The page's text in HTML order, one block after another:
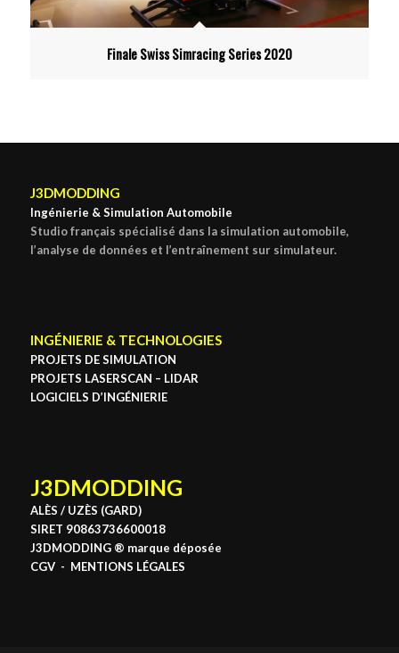
Finale Swiss Simracing Series 2020
J3DMODDING
Ingénierie & Simulation Automobile
Studio français spécialisé dans la simulation automobile,
l’analyse de données et l’entraînement sur simulateur.
INGÉNIERIE & TECHNOLOGIES
PROJETS DE SIMULATION
PROJETS LASERSCAN – LIDAR
LOGICIELS D’INGÉNIERIE
J3DMODDING
ALÈS / UZÈS (GARD)
SIRET 90863736600018
J3DMODDING ® marque déposée
CGV- MENTIONS LÉGALES